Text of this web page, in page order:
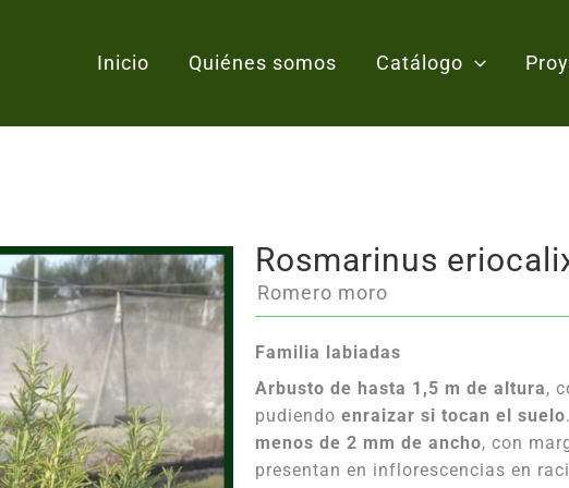
Inicio Quiénes somos Catálogo
Rosmarinus
Romero moro
Familia labiadas
Arbusto de hasta 1,5 m de altura,
pudiendo enraizar si tocan el suelo
menos de 2 mm de ancho, con
presentan en inflorescencias en